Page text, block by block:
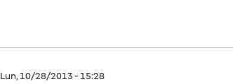
Lun, 10/28/2013 - 15:28